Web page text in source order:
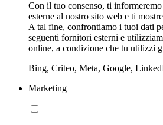
Con il tuo consenso, ti
esterne al nostro sito web e ti
A tal fine, confrontiamo i tuoi dati
seguenti fornitori esterni e
online, a condizione che tu utilizzi
Bing, Criteo, Meta, Google,
Marketing